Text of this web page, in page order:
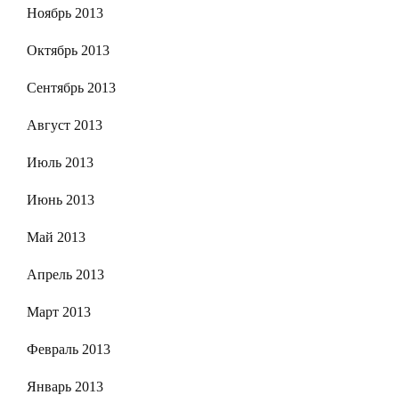
Ноябрь 2013
Октябрь 2013
Сентябрь 2013
Август 2013
Июль 2013
Июнь 2013
Май 2013
Апрель 2013
Март 2013
Февраль 2013
Январь 2013